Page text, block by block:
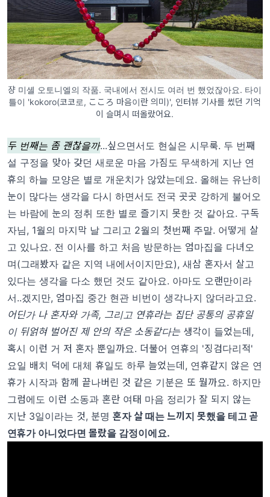
쟝 미셸 오토니엘의 작품. 국내에서 전시도 여러 번 했었잖아요. 타이
틀이 'kokoro(코코로, こころ 마음이란 의미)', 인터뷰 기사를 썼던 기억
이 슬며시 떠올랐어요.
두 번째는 좀 괜찮을까...싶으면서도 현실은 시무룩. 두 번째
설 구정을 맞아 갖던 새로운 마음 가짐도 무색하게 지난 연
휴의 하늘 모양은 별로 개운치가 않았는데요. 올해는 유난히
눈이 많다는 생각을 다시 하면서도 전국 곳곳 강하게 불어오
는 바람에 눈의 정취 또한 별로 즐기지 못한 것 같아요. 구독
자님, 1월의 마지막 날 그리고 2월의 첫번째 주말. 어떻게 살
고 있나요. 전 이사를 하고 처음 방문하는 엄마집을 다녀오
며(그래봤자 같은 지역 내에서이지만요), 새삼 혼자서 살고
있다는 생각을 다소 했던 것도 같아요. 아마도 오랜만이라
서..겠지만, 엄마집 중간 현관 비번이 생각나지 않더라고요.
어딘가 나 혼자와 가족, 그리고 연휴라는 집단 공통의 공휴일
이 뒤얽혀 벌어진 제 안의 작은 소동같다는생각이 들었는데,
혹시 이런 거 저 혼자 뿐일까요. 더불어 연휴의 '징검다리적'
요일 배치 덕에 대체 휴일도 하루 늘었는데, 연휴같지 않은 연
휴가 시작과 함께 끝나버린 것 같은 기분은 또 뭘까요. 하지만
그럼에도 이런 소동과 혼란 여태 마음 정리가 잘 되지 않는
지난 3일이라는 것, 분명 혼자 살 때는 느끼지 못했을 테고 곧
연휴가 아니었다면 몰랐을 감정이에요.